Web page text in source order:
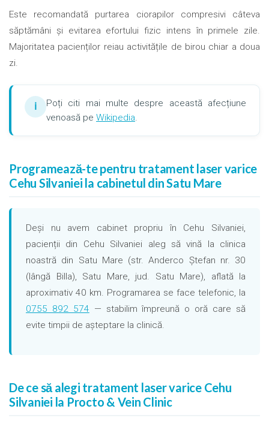
Este recomandată purtarea ciorapilor compresivi câteva
săptămâni și evitarea efortului fizic intens în primele zile.
Majoritatea pacienților reiau activitățile de birou chiar a doua
zi.
ℹ
Poți citi mai multe despre această afecțiune
venoasă pe Wikipedia.
Programează-te pentru tratament laser varice
Cehu Silvaniei la cabinetul din Satu Mare
Deși nu avem cabinet propriu în Cehu Silvaniei,
pacienții din Cehu Silvaniei aleg să vină la clinica
noastră din Satu Mare (str. Anderco Ștefan nr. 30
(lângă Billa), Satu Mare, jud. Satu Mare), aflată la
aproximativ 40 km. Programarea se face telefonic, la
0755 892 574 — stabilim împreună o oră care să
evite timpii de așteptare la clinică.
De ce să alegi tratament laser varice Cehu
Silvaniei la Procto & Vein Clinic